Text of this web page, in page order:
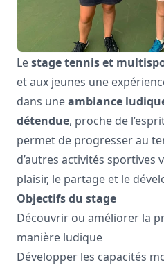
Lestage tennis et
et aux jeunes une
dans uneambiance
détendue, proche de
permet de progresser au
d’autres activités sportives
plaisir, le partage et le
Objectifs du stage
Découvrir ou améliorer la
manière ludique
Développer les capacités